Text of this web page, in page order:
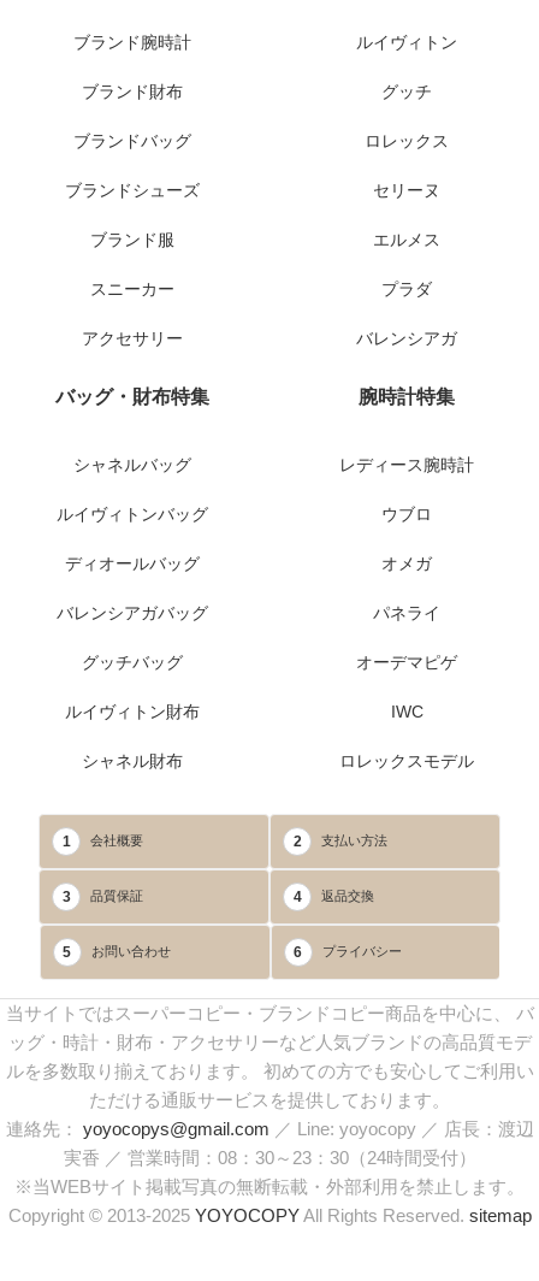
ブランド腕時計
ブランド財布
ブランドバッグ
ブランドシューズ
ブランド服
スニーカー
アクセサリー
ルイヴィトン
グッチ
ロレックス
セリーヌ
エルメス
プラダ
バレンシアガ
バッグ・財布特集
シャネルバッグ
ルイヴィトンバッグ
ディオールバッグ
バレンシアガバッグ
グッチバッグ
ルイヴィトン財布
シャネル財布
腕時計特集
レディース腕時計
ウブロ
オメガ
パネライ
オーデマピゲ
IWC
ロレックスモデル
1 会社概要 2 支払い方法
3 品質保証 4 返品交換
5 お問い合わせ 6 プライバシー
当サイトではスーパーコピー・ブランドコピー商品を中心に、 バ
ッグ・時計・財布・アクセサリーなど人気ブランドの高品質モデ
ルを多数取り揃えております。 初めての方でも安心してご利用い
ただける通販サービスを提供しております。
連絡先： yoyocopys@gmail.com ／ Line: yoyocopy ／ 店長：渡辺
実香 ／ 営業時間：08：30～23：30（24時間受付）
※当WEBサイト掲載写真の無断転載・外部利用を禁止します。
Copyright © 2013-2025 YOYOCOPYAll Rights Reserved. sitemap